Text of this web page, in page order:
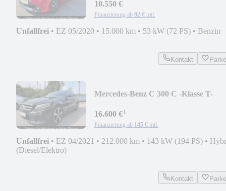
10.550 €
Finanzierung ab 92 € mtl.
Unfallfrei • EZ 05/2020 • 15.000 km • 53 kW (72 PS) • Benzin
Kontakt
Mercedes-Benz C 300 C -Klasse T-
16.600 €¹
Finanzierung ab 145 € mtl.
Unfallfrei • EZ 04/2021 • 212.000 km • 143 kW (194 PS) •
(Diesel/Elektro)
Kontakt